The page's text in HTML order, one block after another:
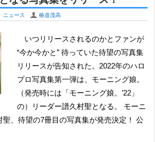
ニュース U 椿道茂高
いつリリースされるのかとファンが
“今か今かと” 待っていた待望の写真集
リリースが告知された。2022年のハロ
プロ写真集第一弾は、モーニング娘。
（発売時には「モーニング娘。’22」
の）リーダー譜久村聖となる。 モーニ
聖、待望の7冊目の写真集が発売決定！ 公